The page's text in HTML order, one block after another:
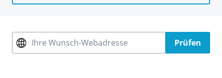
Ihre Wunsch-Webadresse Prüfen